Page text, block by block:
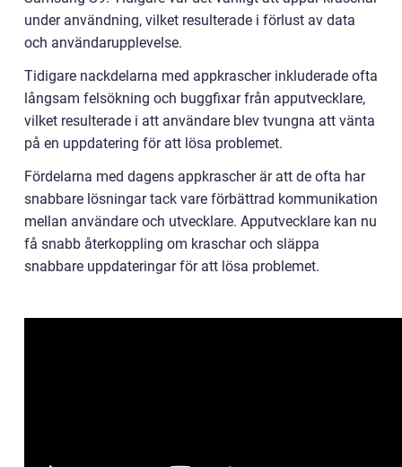
under användning, vilket resulterade i förlust av data
och användarupplevelse.
Tidigare nackdelarna med appkrascher inkluderade ofta
långsam felsökning och buggfixar från apputvecklare,
vilket resulterade i att användare blev tvungna att vänta
på en uppdatering för att lösa problemet.
Fördelarna med dagens appkrascher är att de ofta har
snabbare lösningar tack vare förbättrad kommunikation
mellan användare och utvecklare. Apputvecklare kan nu
få snabb återkoppling om kraschar och släppa
snabbare uppdateringar för att lösa problemet.